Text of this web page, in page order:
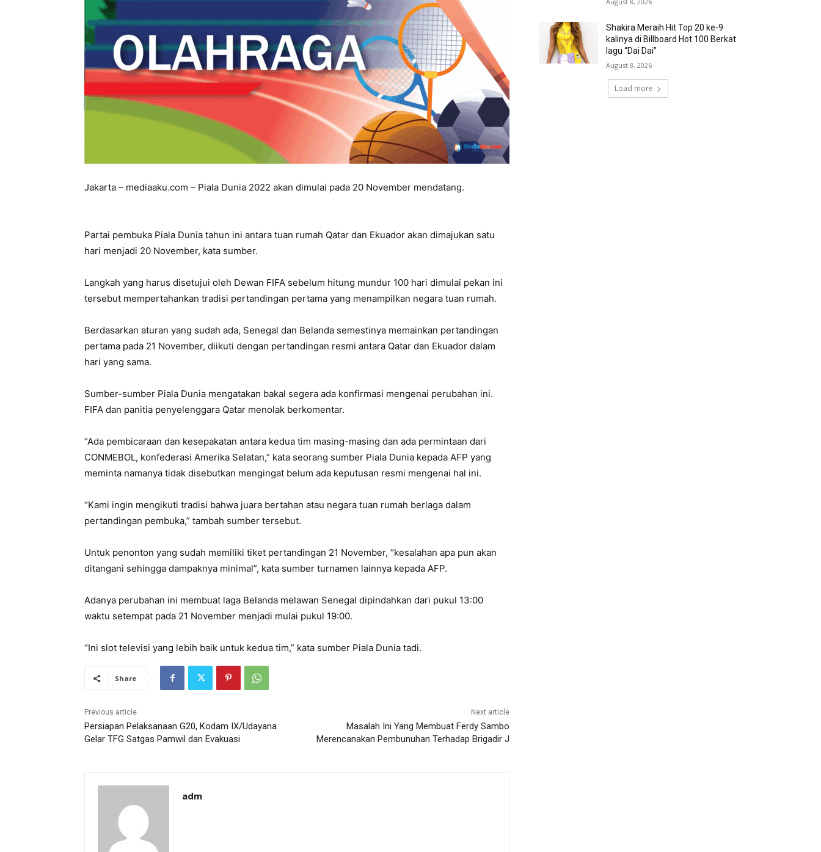
Jakarta – mediaaku.com – Piala Dunia 2022 akan dimulai pada 20 November mendatang.
Partai pembuka Piala Dunia tahun ini antara tuan rumah Qatar dan Ekuador akan dimajukan satu
hari menjadi 20 November, kata sumber.
Langkah yang harus disetujui oleh Dewan FIFA sebelum hitung mundur 100 hari dimulai pekan ini
tersebut mempertahankan tradisi pertandingan pertama yang menampilkan negara tuan rumah.
Berdasarkan aturan yang sudah ada, Senegal dan Belanda semestinya memainkan pertandingan
pertama pada 21 November, diikuti dengan pertandingan resmi antara Qatar dan Ekuador dalam
hari yang sama.
Sumber-sumber Piala Dunia mengatakan bakal segera ada konfirmasi mengenai perubahan ini.
FIFA dan panitia penyelenggara Qatar menolak berkomentar.
“Ada pembicaraan dan kesepakatan antara kedua tim masing-masing dan ada permintaan dari
CONMEBOL, konfederasi Amerika Selatan,” kata seorang sumber Piala Dunia kepada AFP yang
meminta namanya tidak disebutkan mengingat belum ada keputusan resmi mengenai hal ini.
“Kami ingin mengikuti tradisi bahwa juara bertahan atau negara tuan rumah berlaga dalam
pertandingan pembuka,” tambah sumber tersebut.
Untuk penonton yang sudah memiliki tiket pertandingan 21 November, “kesalahan apa pun akan
ditangani sehingga dampaknya minimal”, kata sumber turnamen lainnya kepada AFP.
Adanya perubahan ini membuat laga Belanda melawan Senegal dipindahkan dari pukul 13:00
waktu setempat pada 21 November menjadi mulai pukul 19:00.
“Ini slot televisi yang lebih baik untuk kedua tim,” kata sumber Piala Dunia tadi.
Share
Previous article
Persiapan Pelaksanaan G20, Kodam IX/Udayana
Gelar TFG Satgas Pamwil dan Evakuasi
Next article
Masalah Ini Yang Membuat Ferdy Sambo
Merencanakan Pembunuhan Terhadap Brigadir J
adm
Shakira Meraih Hit Top 20 ke-9
kalinya di Billboard Hot 100 Berkat
lagu “Dai Dai”
August 8, 2026
Load more